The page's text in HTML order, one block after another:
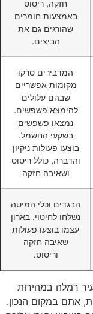
חזקה, ריסוס
באמצעות חומרים
שהורגים גם את
הביצים.
המדבירים סרקו
מקומות אפשריים
שבהם עלולים
להימצא פשפשים.
נמצאו פשפשים
בשקעי החשמל.
בוצעו פעולות ניקיון
והדברה, כולל ריסוס
ושאיבה חזקה
הבגדים וכלי המיטה
נשלחו לחיטוי. בארון
עצמו בוצעו פעולות
שאיבה חזקה
וריסוס.
רמלה במהירות
אתם במקום הנכון.